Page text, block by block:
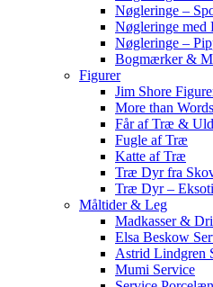
Nøgleringe –
Nøgleringe med
Nøgleringe –
Bogmærker &
Figurer
Jim Shore
More than Words
Får af Træ & Uld
Fugle af Træ
Katte af Træ
Træ Dyr fra
Træ Dyr –
Måltider & Leg
Madkasser &
Elsa Beskow
Astrid Lindgren
Mumi Service